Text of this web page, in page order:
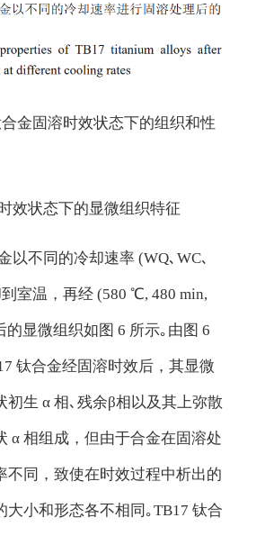
金固溶时效状态下的组织和性
效状态下的显微组织特征
以不同的冷却速率 (WQ､WC､
室温，再经 (580 ℃, 480 min,
的显微组织如图 6 所示｡由图 6
钛合金经固溶时效后，其显微
初生 α 相､残余β相以及其上弥散
α 相组成，但由于合金在固溶处
不同，致使在时效过程中析出的
大小和形态各不相同｡TB17 钛合